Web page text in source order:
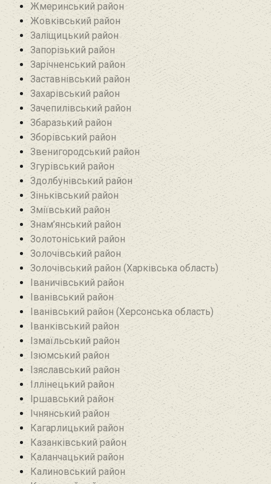
Жмеринський район
Жовківський район
Заліщицький район‎
Запорізький район
Зарічненський район
Заставнівський район
Захарівський район
Зачепилівський район
Збаразький район‎
Зборівський район
Звенигородський район
Згурівський район
Здолбунівський район‎
Зіньківський район‎
Зміївський район
Знам’янський район
Золотоніський район
Золочівський район
Золочівський район (Харківська область)
Іваничівський район‎
Іванівський район
Іванівський район (Херсонська область)
Іванківський район
Ізмаїльський район
Ізюмський район
Ізяславський район
Іллінецький район
Іршавський район
Ічнянський район
Кагарлицький район
Казанківський район‎
Каланчацький район
Калиновський район